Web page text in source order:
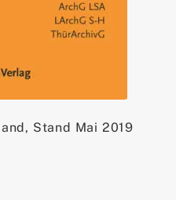
Stand Mai 2019